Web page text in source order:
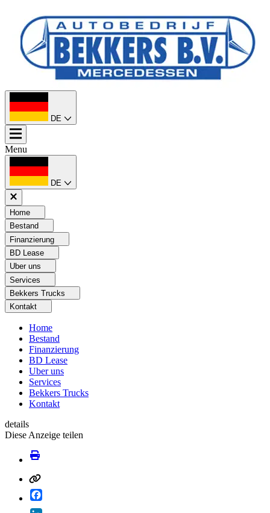
DE
Menu
DE
Home
Bestand
Finanzierung
BD Lease
Uber uns
Services
Bekkers Trucks
Kontakt
Home
Bestand
Finanzierung
BD Lease
Uber uns
Services
Bekkers Trucks
Kontakt
details
Diese Anzeige teilen